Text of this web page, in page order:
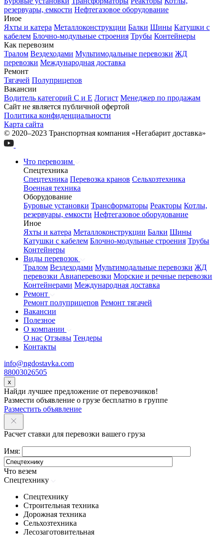
резервуары, емкости Нефтегазовое оборудование
Иное
Яхты и катера Металлоконструкции Балки Шины Катушки с
кабелем Блочно-модульные строения Трубы Контейнеры
Как перевозим
Тралом Вездеходами Мультимодальные перевозки ЖД
перевозки Международная доставка
Ремонт
Тягачей Полуприцепов
Вакансии
Водитель категорий С и Е Логист Менеджер по продажам
Сайт не является публичной офертой
Политика конфиденциальности
Карта сайта
© 2020–2023 Транспортная компания «Негабарит доставка»
Что перевозим
Спецтехника
Спецтехника Перевозка кранов Сельхозтехника
Военная техника
Оборудование
Буровые установки Трансформаторы Реакторы Котлы,
резервуары, емкости Нефтегазовое оборудование
Иное
Яхты и катера Металлоконструкции Балки Шины
Катушки с кабелем Блочно-модульные строения Трубы
Контейнеры
Виды перевозок
Тралом Вездеходами Мультимодальные перевозки ЖД
перевозки Авиаперевозки Морские и речные перевозки
Контейнерами Международная доставка
Ремонт
Ремонт полуприцепов Ремонт тягачей
Вакансии
Полезное
О компании
О нас Отзывы Тендеры
Контакты
info@ngdostavka.com
88003026505
x
Найди лучшее предложение от перевозчиков!
Размести объявление о грузе бесплатно в группе
Разместить объявление
Расчет ставки для перевозки вашего груза
Имя:
Что везем
Спецтехнику
Спецтехнику
Строительная техника
Дорожная техника
Сельхозтехника
Лесозаготовительная